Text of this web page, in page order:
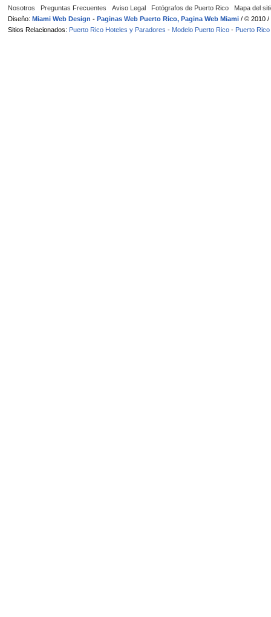
Nosotros Preguntas Frecuentes Aviso Legal Fotógrafos de Puerto Rico
Mapa del
Diseño: Miami Web Design - Paginas Web Puerto Rico, Pagina Web Miami / © 2010 /
Sitios Relacionados: Puerto Rico Hoteles y Paradores - Modelo Puerto Rico - Puerto